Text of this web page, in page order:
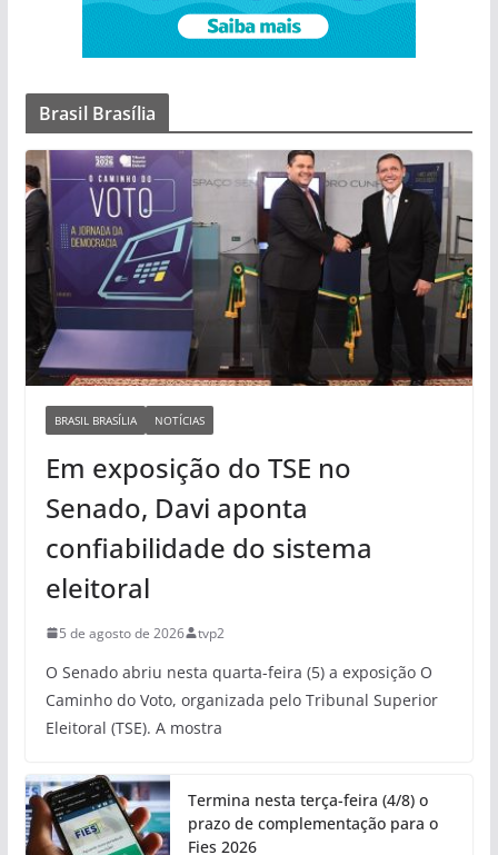
Brasil Brasília
BRASIL BRASÍLIA NOTÍCIAS
Em exposição do TSE no
Senado, Davi aponta
confiabilidade do sistema
eleitoral
5 de agosto de 2026 tvp2
O Senado abriu nesta quarta-feira (5) a exposição O
Caminho do Voto, organizada pelo Tribunal Superior
Eleitoral (TSE). A mostra
Termina nesta terça-feira (4/8) o
prazo de complementação para o
Fies 2026